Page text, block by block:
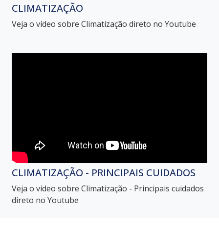
CLIMATIZAÇÃO
Veja o vídeo sobre Climatização direto no Youtube
CLIMATIZAÇÃO - PRINCIPAIS CUIDADOS
Veja o vídeo sobre Climatização - Principais cuidados
direto no Youtube